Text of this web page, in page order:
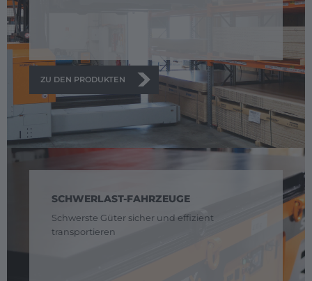
ZU DEN PRODUKTEN
SCHWERLAST-FAHRZEUGE
Schwerste Güter sicher und effizient
transportieren